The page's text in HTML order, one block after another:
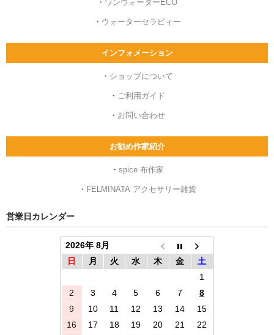
・ ワンウォーターECO
・ ウォーターセラピィー
インフォメーション
・ ショップについて
・ ご利用ガイド
・ お問い合わせ
お勧め作家紹介
・ spice 布作家
・ FELMINATA アクセサリー雑貨
営業日カレンダー
2026年 8月
日
月 火 水 木 金
土
1
2
3 4 5 6 7
8
9
10 11 12 13 14
15
16
17 18 19 20 21
22